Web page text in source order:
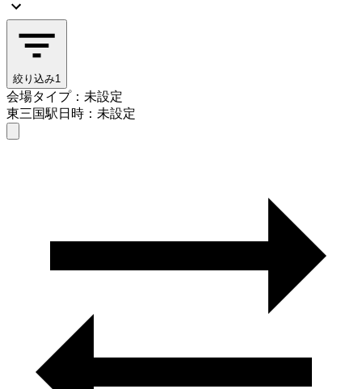
絞り込み1
会場タイプ：未設定
東三国駅日時：未設定